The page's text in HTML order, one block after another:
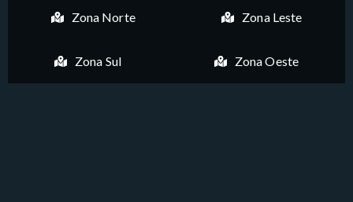
Zona Norte Zona Leste
Zona Sul Zona Oeste